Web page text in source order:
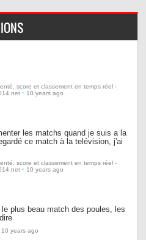
score et classement en temps réel -
· 10 years ago
les matchs quand je suis a la
ce match à la telévision, j'ai
score et classement en temps réel -
· 10 years ago
plus beau match des poules, les
10 years ago